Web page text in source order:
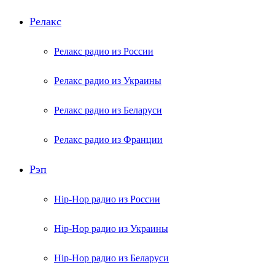
Релакс
Релакс радио из России
Релакс радио из Украины
Релакс радио из Беларуси
Релакс радио из Франции
Рэп
Hip-Hop радио из России
Hip-Hop радио из Украины
Hip-Hop радио из Беларуси